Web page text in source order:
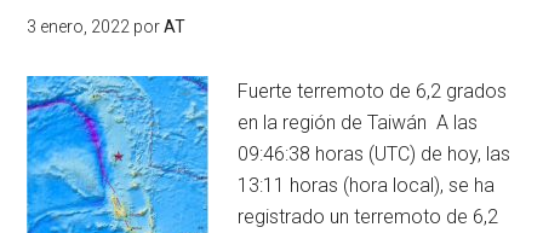
3 enero, 2022 porAT
Fuerte terremoto de 6,2 grados
en la región de Taiwán A las
09:46:38 horas (UTC) de hoy, las
13:11 horas (hora local), se ha
registrado un terremoto de 6,2